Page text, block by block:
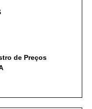
de Preços